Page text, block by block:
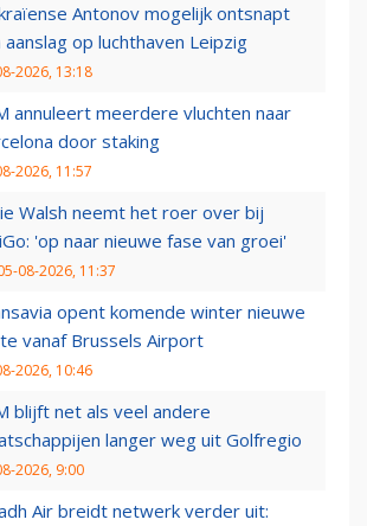
Antonov mogelijk ontsnapt
aanslag op luchthaven Leipzig
2026, 13:18
annuleert meerdere vluchten naar
door staking
2026, 11:57
Walsh neemt het roer over bij
'op naar nieuwe fase van groei'
08-2026, 11:37
opent komende winter nieuwe
vanaf Brussels Airport
2026, 10:46
blijft net als veel andere
langer weg uit Golfregio
2026, 9:00
Air breidt netwerk verder uit: